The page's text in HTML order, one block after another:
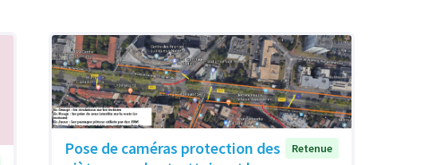
Pose de caméras protection des
Retenue